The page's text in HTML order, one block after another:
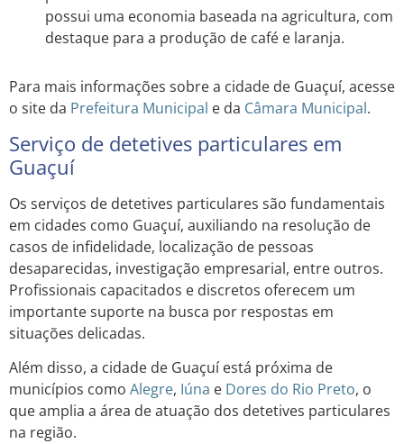
possui uma economia baseada na agricultura, com
destaque para a produção de café e laranja.
Para mais informações sobre a cidade de Guaçuí, acesse
o site da Prefeitura Municipal e da Câmara Municipal.
Serviço de detetives particulares em
Guaçuí
Os serviços de detetives particulares são fundamentais
em cidades como Guaçuí, auxiliando na resolução de
casos de infidelidade, localização de pessoas
desaparecidas, investigação empresarial, entre outros.
Profissionais capacitados e discretos oferecem um
importante suporte na busca por respostas em
situações delicadas.
Além disso, a cidade de Guaçuí está próxima de
municípios como Alegre, Iúna e Dores do Rio Preto, o
que amplia a área de atuação dos detetives particulares
na região.